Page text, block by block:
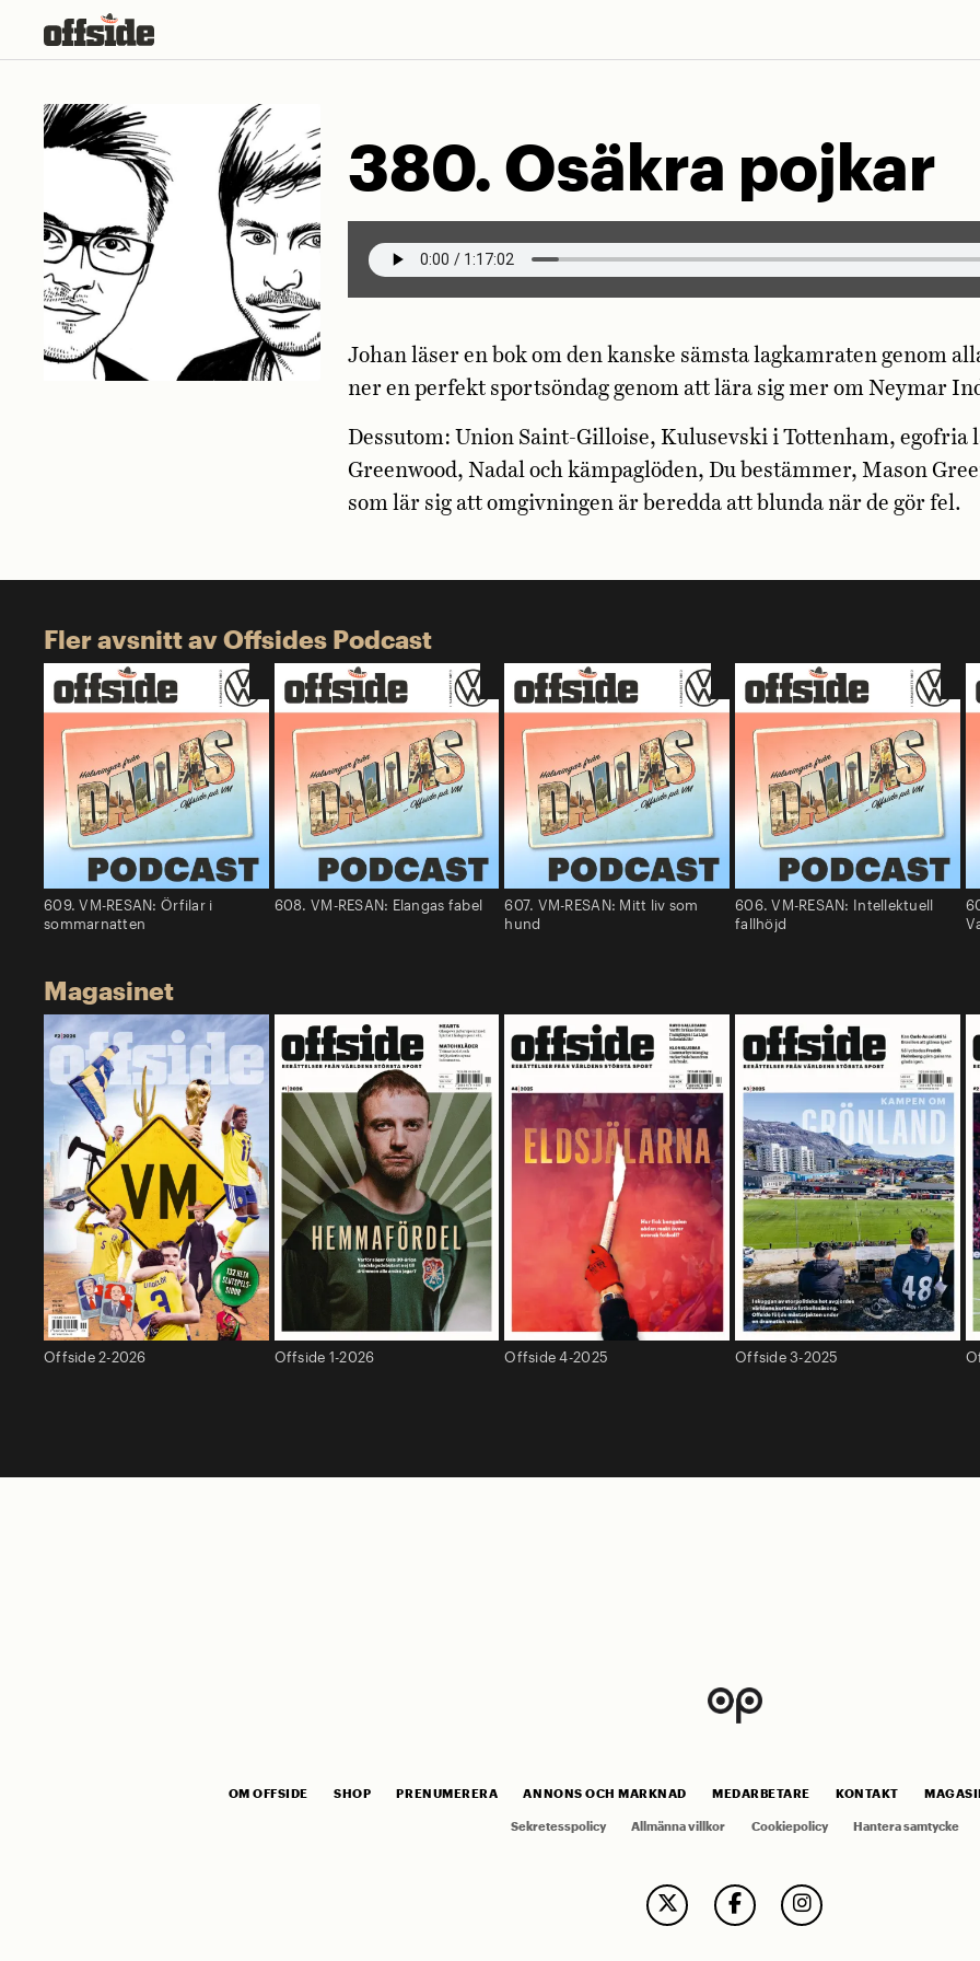
380. Osäkra pojkar
Johan läser en bok om den kanske sämsta lagkamraten genom
ner en perfekt sportsöndag genom att lära sig mer om Neymar
Dessutom: Union Saint-Gilloise, Kulusevski i Tottenham, egofria
Greenwood, Nadal och kämpaglöden, Du bestämmer, Mason
som lär sig att omgivningen är beredda att blunda när de gör fel.
Fler avsnitt av Offsides Podcast
609. VM-RESAN: Örfilar i
sommarnatten
608. VM-RESAN: Elangas fabel
607. VM-RESAN: Mitt liv som
hund
606. VM-RESAN: Intellektuell
fallhöjd
Magasinet
Offside 2-2026 Offside 1-2026 Offside 4-2025 Offside 3-2025
OM OFFSIDE SHOP PRENUMERERA ANNONS OCH MARKNAD MEDARBETARE KONTAKT
Sekretesspolicy Allmänna villkor Cookiepolicy Hantera samtycke